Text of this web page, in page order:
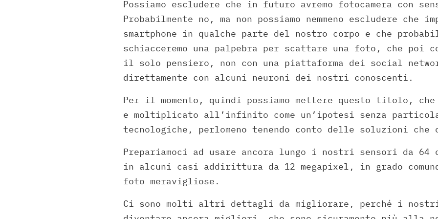
Possiamo escludere che in futuro avremo fotocamera con
Probabilmente no, ma non possiamo nemmeno escludere che
smartphone in qualche parte del nostro corpo e che
schiacceremo una palpebra per scattare una foto, che poi
il solo pensiero, non con una piattaforma dei social
direttamente con alcuni neuroni dei nostri conoscenti.
Per il momento, quindi possiamo mettere questo titolo, che
e moltiplicato all’infinito come un’ipotesi senza
tecnologiche, perlomeno tenendo conto delle soluzioni che
Prepariamoci ad usare ancora lungo i nostri sensori da 64
in alcuni casi addirittura da 12 megapixel, in grado
foto meravigliose.
Ci sono molti altri dettagli da migliorare, perché i